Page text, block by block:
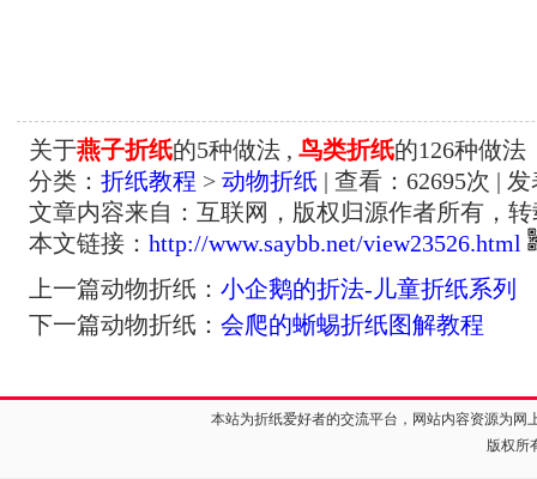
关于燕子折纸的5种做法 , 鸟类折纸的126种做法
分类： 折纸教程 > 动物折纸 | 查看： 62695次 | 发
文章内容来自：互联网，版权归源作者所有，
本文链接： http://www.saybb.net/view23526.html
上一篇动物折纸： 小企鹅的折法-儿童折纸系列
下一篇动物折纸： 会爬的蜥蜴折纸图解教程
本站为折纸爱好者的交流平台，网站内容资源为
版权所